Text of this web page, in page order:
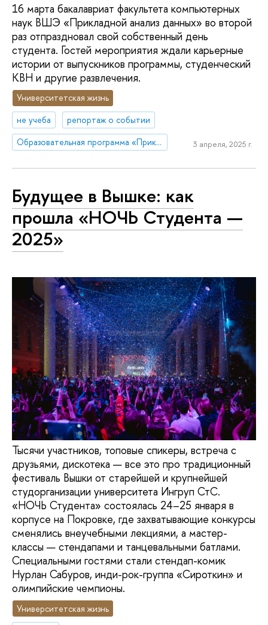
16 марта бакалавриат факультета компьютерных
наук ВШЭ «Прикладной анализ данных» во второй
раз отпраздновал свой собственный день
студента. Гостей мероприятия ждали карьерные
истории от выпускников программы, студенческий
КВН и другие развлечения.
Университетская жизнь
не учеба
репортаж о событии
Образовательная программа «Прикладной анализ данных»
3 апреля, 2025 г.
Будущее в Вышке: как
прошла «НОЧЬ Студента —
2025»
Тысячи участников, топовые спикеры, встреча с
друзьями, дискотека — все это про традиционный
фестиваль Вышки от старейшей и крупнейшей
студорганизации университета Ингруп СтС.
«НОЧЬ Студента» состоялась 24–25 января в
корпусе на Покровке, где захватывающие конкурсы
сменялись внеучебными лекциями, а мастер-
классы — стендапами и танцевальными батлами.
Специальными гостями стали стендап-комик
Нурлан Сабуров, инди-рок-группа «Сироткин» и
олимпийские чемпионы.
Университетская жизнь